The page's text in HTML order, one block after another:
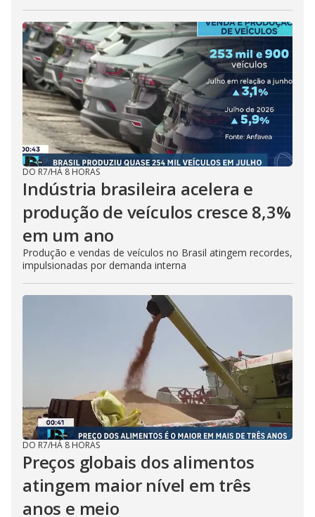
DO R7/HÁ 8 HORAS
Indústria brasileira acelera e
produção de veículos cresce 8,3%
em um ano
Produção e vendas de veículos no Brasil atingem recordes,
impulsionadas por demanda interna
DO R7/HÁ 8 HORAS
Preços globais dos alimentos
atingem maior nível em três
anos e meio